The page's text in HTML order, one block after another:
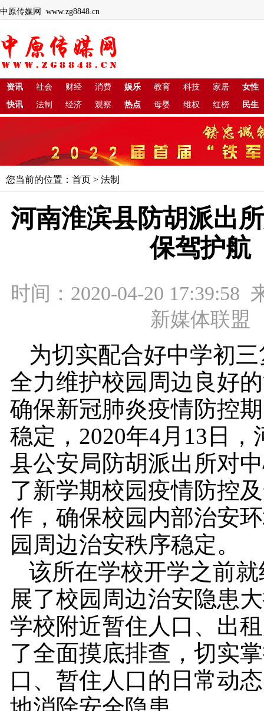
中原传媒网 www.zg8848.cn
资讯 社会 财经 消费 娱乐 教育 科技 家居
女性
快讯
法制 经济 观察 热点 母婴 维权 红榜 民生
您当前的位置： 首页 > 法制
河南淮滨县防胡派出
保驾护航
时间：2020-04-20 17:39:58
新媒体联盟
为切实配合好中学初
全力维护校园周边良好
确保新冠肺炎疫情防控
稳定，2020年4月13日，
县公安局防胡派出所对
了新学期校园疫情防控
作，确保校园内部治安
园周边治安秩序稳定。
该所在学校开学之前
展了校园周边治安隐患
学校附近暂住人口、出
了全面摸底排查，切实
口、暂住人口的日常动